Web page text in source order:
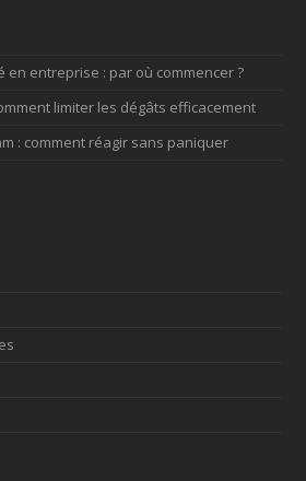
en entreprise : par où commencer ?
limiter les dégâts efficacement
: comment réagir sans paniquer